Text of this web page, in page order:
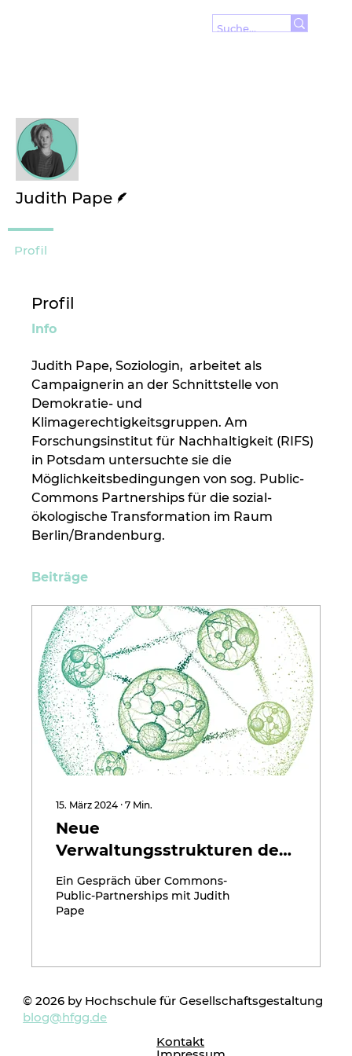
Profil
Info
Judith Pape, Soziologin, arbeitet als
Campaignerin an der Schnittstelle von
Demokratie- und
Klimagerechtigkeitsgruppen. Am
Forschungsinstitut für Nachhaltigkeit (RIFS)
in Potsdam untersuchte sie die
Möglichkeitsbedingungen von sog. Public-
Commons Partnerships für die sozial-
ökologische Transformation im Raum
Berlin/Brandenburg.
Beiträge
15. März 2024 ∙ 7 Min.
Neue
Verwaltungsstrukturen des
Commoning
Ein Gespräch über Commons-
Public-Partnerships mit Judith
Pape
© 2026 by Hochschule für Gesellschaftsgestaltung
blog@hfgg.de
Kontakt
Judith Pape
Profil